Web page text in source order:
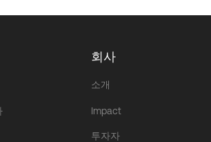
회사
소개
Impact
투자자